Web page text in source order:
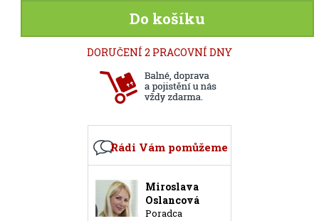
Do košíku
DORUČENÍ 2 PRACOVNÍ DNY
Rádi Vám pomůžeme
Miroslava
Oslancová
Poradca